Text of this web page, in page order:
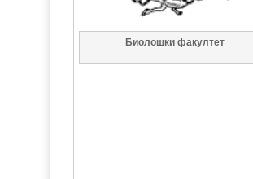
Биолошки факултет